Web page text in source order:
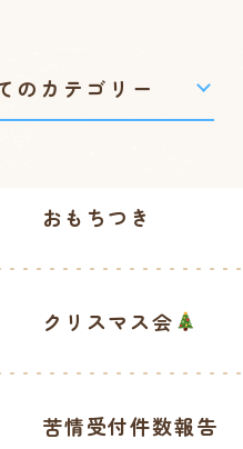
おもちつき
クリスマス会
苦情受付件数報告